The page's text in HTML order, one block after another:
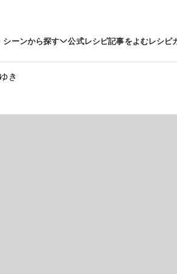
シーンから探す 公式レシピ記事をよむレシピ
き